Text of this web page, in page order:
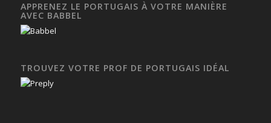
APPRENEZ LE PORTUGAIS À VOTRE MANIÈRE
AVEC BABBEL
TROUVEZ VOTRE PROF DE PORTUGAIS IDÉAL